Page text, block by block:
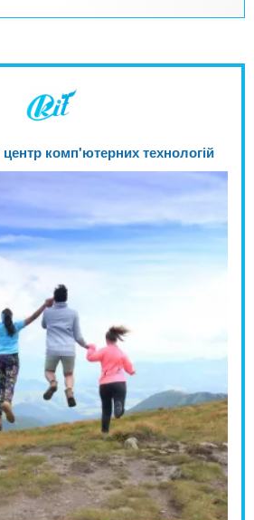
комп'ютерних технологій